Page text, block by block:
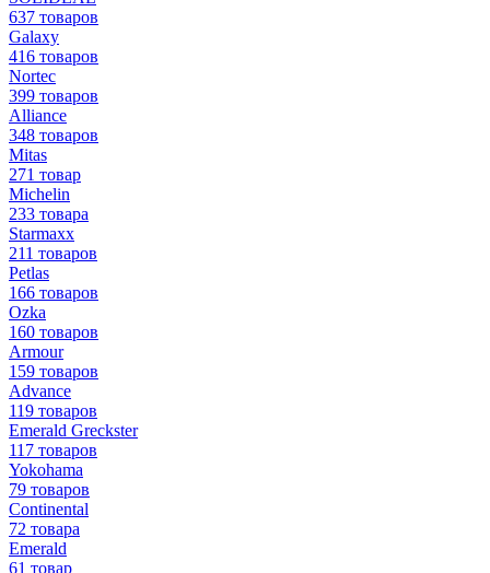
637 товаров
Galaxy
416 товаров
Nortec
399 товаров
Alliance
348 товаров
Mitas
271 товар
Michelin
233 товара
Starmaxx
211 товаров
Petlas
166 товаров
Ozka
160 товаров
Armour
159 товаров
Advance
119 товаров
Emerald Greckster
117 товаров
Yokohama
79 товаров
Continental
72 товара
Emerald
61 товар